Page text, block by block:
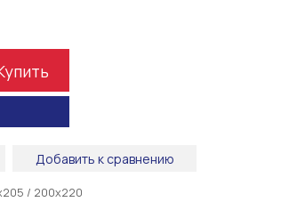
Добавить к сравнению
/ 200х220